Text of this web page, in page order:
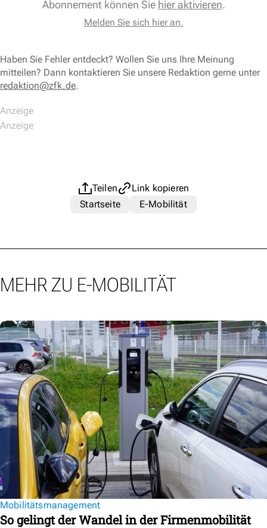
Abonnement können Sie hier aktivieren.
Melden Sie sich hier an.
Haben Sie Fehler entdeckt? Wollen Sie uns Ihre Meinung
mitteilen? Dann kontaktieren Sie unsere Redaktion gerne unter
redaktion@zfk.de.
Teilen
Link kopieren
Startseite
E-Mobilität
MEHR ZU E-MOBILITÄT
Mobilitätsmanagement
So gelingt der Wandel in der Firmenmobilität